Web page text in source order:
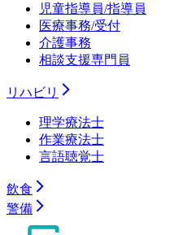
児童指導員/指導員
医療事務/受付
介護事務
相談支援専門員
リハビリ
理学療法士
作業療法士
言語聴覚士
飲食
警備